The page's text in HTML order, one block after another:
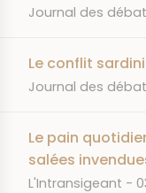
JOURNAL
Journal des
Le conflit
JOURNAL
Journal des
Le pain
salées
JOURNAL
L'Intransigeant